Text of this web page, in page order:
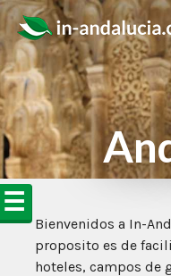
☰
Bienvenidos a In-
proposito es de
hoteles, campos de